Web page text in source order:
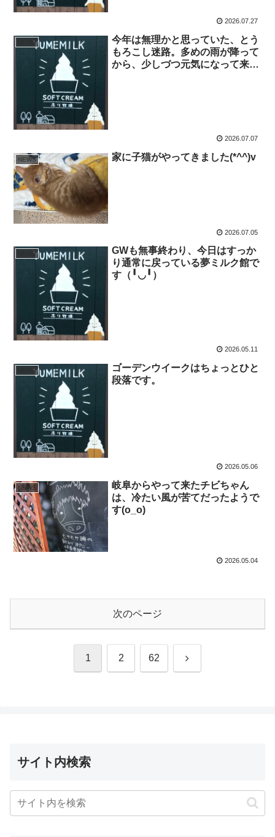
2026.07.27
NEWS
今年は無理かと思っていた、とう
もろこし迷路。多めの雨が降って
から、少しづつ元気になって来て
2026.07.07
NEWS 家に子猫がやってきました(*^^)v
2026.07.05
NEWS
GWも無事終わり、今日はすっか
り通常に戻っている夢ミルク館で
す（╹◡╹）
2026.05.11
NEWS
ゴーデンウイークはちょっとひと
段落です。
2026.05.06
NEWS
岐阜からやって来たチビちゃん
は、冷たい風が苦てだったようで
す(o_o)
2026.05.04
次のページ
1 2 62 次
サイト内検索